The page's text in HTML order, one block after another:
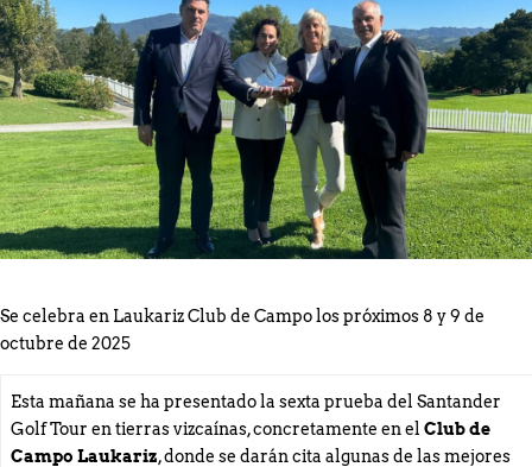
Consulte Horarios de Salida Campeonato Absoluto
Zarauz
Incidencias técnicas en la App de la RFEG – Consulta
alternativa en el Área del Jugador en la web oficial.
Consulte horarios de salida Campeonato Senior de
Jaizkibel Memorial Carlos Hekneby
El Campeonato Infantil del País Vasco reúne a una
Se celebra en Laukariz Club de Campo los próximos 8 y 9 de
octubre de 2025
Esta mañana se ha presentado la sexta prueba del Santander
Golf Tour en tierras vizcaínas, concretamente en elClub de
Campo Laukariz, donde se darán cita algunas de las mejores